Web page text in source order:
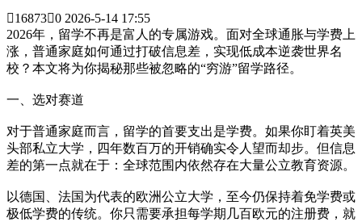
168730 2026-5-14 17:55
2026年，留学不再是富人的专属游戏。面对全球通胀与学费上
涨，普通家庭如何通过打破信息差，实现低成本逆袭世界名
校？本文将为你揭秘那些被忽略的“穷游”留学路径。
一、选对赛道
对于普通家庭而言，留学的首要支出是学费。如果你盯着英美
头部私立大学，四年数百万的开销确实令人望而却步。但信息
差的第一点就在于：全球范围内依然存在大量公立教育资源。
以德国、法国为代表的欧洲公立大学，至今仍保持着免学费或
极低学费的传统。你只需要承担每学期几百欧元的注册费，就